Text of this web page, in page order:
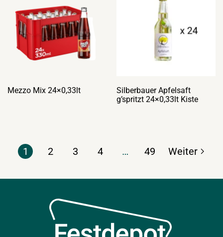
Mezzo Mix 24×0,33lt
Silberbauer Apfelsaft
g’spritzt 24×0,33lt Kiste
1 2 3 4 … 49